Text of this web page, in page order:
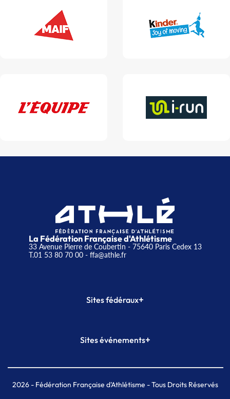
La Fédération Française d'Athlétisme
33 Avenue Pierre de Coubertin - 75640 Paris Cedex 13
T.01 53 80 70 00- ffa@athle.fr
Sites fédéraux+
Plateforme Formation
Sites événements+
Meeting de Paris indoor
MAIF Ekiden de Paris
2026- Fédération Française d'Athlétisme - Tous Droits Réservés